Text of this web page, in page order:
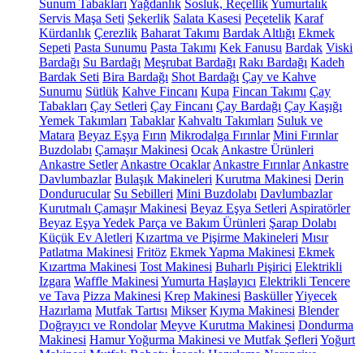
Sunum Tabakları Yağdanlık Sosluk, ReçellikYumurtalık
Servis Maşa Seti Şekerlik Salata Kasesi Peçetelik Karaf
Kürdanlık Çerezlik Baharat Takımı Bardak Altlığı Ekmek
Sepeti Pasta Sunumu Pasta Takımı Kek Fanusu Bardak Viski
Bardağı Su Bardağı Meşrubat Bardağı Rakı Bardağı Kadeh
Bardak Seti Bira Bardağı Shot Bardağı Çay ve Kahve
Sunumu Sütlük Kahve Fincanı Kupa Fincan Takımı Çay
Tabakları Çay Setleri Çay Fincanı Çay Bardağı Çay Kaşığı
Yemek Takımları Tabaklar Kahvaltı Takımları Suluk ve
Matara Beyaz Eşya Fırın Mikrodalga Fırınlar Mini Fırınlar
Buzdolabı Çamaşır Makinesi Ocak Ankastre Ürünleri
Ankastre Setler Ankastre Ocaklar Ankastre Fırınlar Ankastre
Davlumbazlar Bulaşık Makineleri Kurutma Makinesi Derin
Dondurucular Su Sebilleri Mini Buzdolabı Davlumbazlar
Kurutmalı Çamaşır Makinesi Beyaz Eşya Setleri Aspiratörler
Beyaz Eşya Yedek Parça ve Bakım Ürünleri Şarap Dolabı
Küçük Ev Aletleri Kızartma ve Pişirme Makineleri Mısır
Patlatma Makinesi Fritöz Ekmek Yapma Makinesi Ekmek
Kızartma Makinesi Tost Makinesi Buharlı Pişirici Elektrikli
Izgara Waffle Makinesi Yumurta Haşlayıcı Elektrikli Tencere
ve Tava Pizza Makinesi Krep Makinesi BasküllerYiyecek
Hazırlama Mutfak Tartısı Mikser Kıyma Makinesi Blender
Doğrayıcı ve Rondolar Meyve Kurutma Makinesi Dondurma
Makinesi Hamur Yoğurma Makinesi ve Mutfak Şefleri Yoğurt